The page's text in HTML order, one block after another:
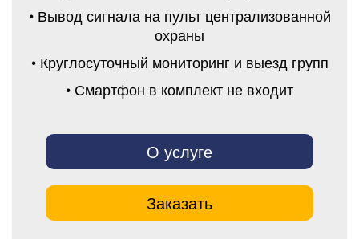
• Вывод сигнала на пульт централизованной
охраны
• Круглосуточный мониторинг и выезд групп
• Смартфон в комплект не входит
О услуге
Заказать